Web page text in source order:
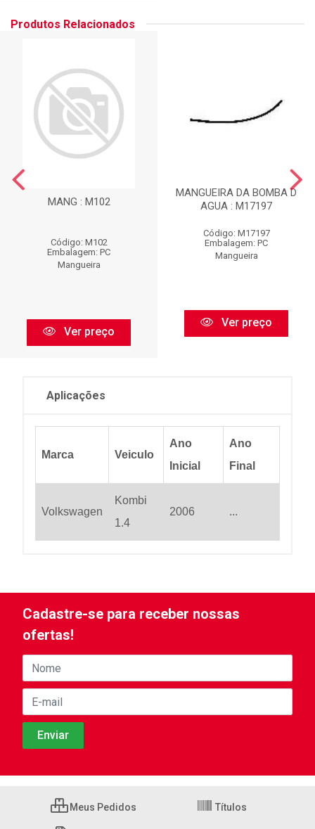
Produtos Relacionados
MANG : M102
Código: M102
Embalagem: PC
Mangueira
Ver preço
MANGUEIRA DA BOMBA D
AGUA : M17197
Código: M17197
Embalagem: PC
Mangueira
Ver preço
Aplicações
Marca Veiculo
Ano
Inicial
Ano
Final
Volkswagen
Kombi
1.4
2006 ...
Cadastre-se para receber nossas
ofertas!
Meus Pedidos Títulos